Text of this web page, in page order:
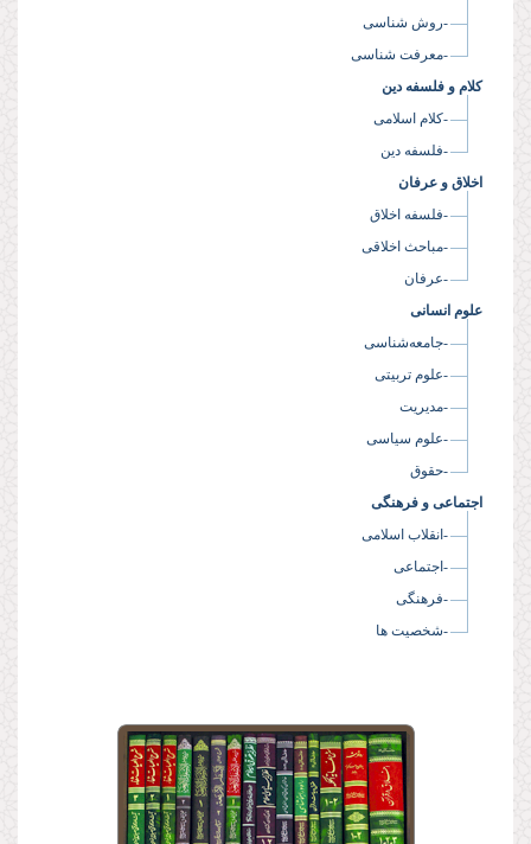
-روش شناسی
-معرفت شناسی
کلام و فلسفه دین
-کلام اسلامی
-فلسفه دین
اخلاق و عرفان
-فلسفه اخلاق
-مباحث اخلاقی
-عرفان
علوم انسانی
-جامعه‌شناسی
-علوم تربیتی
-مدیریت
-علوم سیاسی
-حقوق
اجتماعی و فرهنگی
-انقلاب اسلامی
-اجتماعی
-فرهنگی
-شخصیت ها